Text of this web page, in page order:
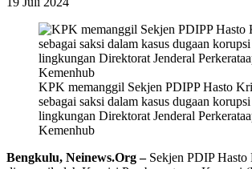
KPK memanggil Sekjen PDIPP Hasto
sebagai saksi dalam kasus dugaan
lingkungan Direktorat Jenderal
Kemenhub
Bengkulu, Neinews.Org –Sekjen PDIP Hasto